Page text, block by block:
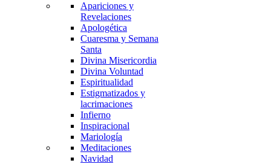
Apariciones y
Revelaciones
Apologética
Cuaresma y Semana
Santa
Divina Misericordia
Divina Voluntad
Espiritualidad
Estigmatizados y
lacrimaciones
Infierno
Inspiracional
Mariología
Meditaciones
Navidad